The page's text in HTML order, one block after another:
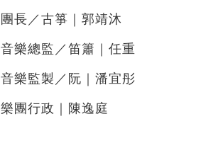
團長／古箏｜郭靖沐
音樂總監／笛簫｜任重
音樂監製／阮｜潘宜彤
樂團行政｜陳逸庭